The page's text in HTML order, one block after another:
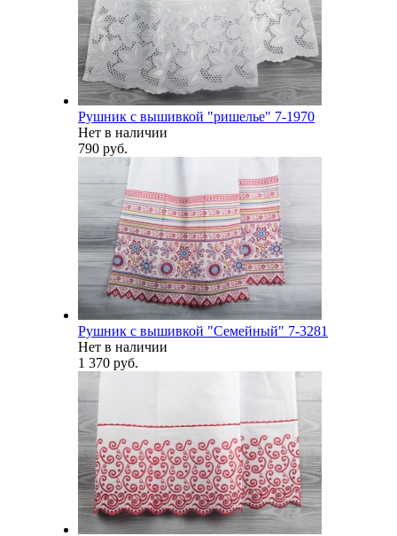
Рушник с вышивкой "ришелье" 7-1970
Нет в наличии
790 руб.
Рушник с вышивкой "Семейный" 7-3281
Нет в наличии
1 370 руб.